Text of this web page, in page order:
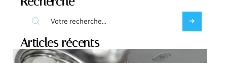
Articles récents